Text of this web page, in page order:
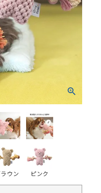
ウン ピンク